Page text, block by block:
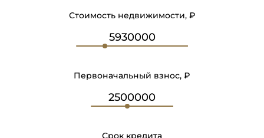
Стоимость недвижимости, ₽
Первоначальный взнос, ₽
Срок кредита